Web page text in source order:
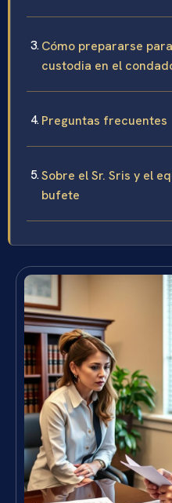
Cómo prepararse
custodia en el
Preguntas frecuentes
Sobre el Sr. Sris y el
bufete